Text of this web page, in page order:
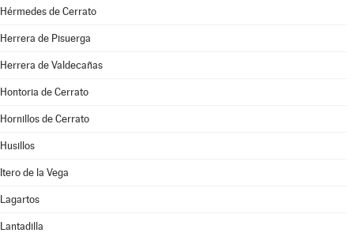
Hérmedes de Cerrato
Herrera de Pisuerga
Herrera de Valdecañas
Hontoria de Cerrato
Hornillos de Cerrato
Husillos
Itero de la Vega
Lagartos
Lantadilla